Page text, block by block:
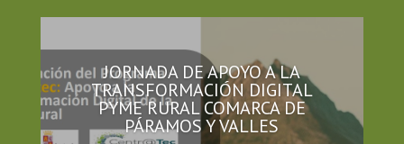
JORNADA DE APOYO A LA
TRANSFORMACIÓN DIGITAL
PYME RURAL COMARCA DE
PÁRAMOS Y VALLES